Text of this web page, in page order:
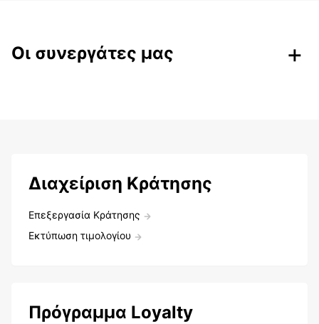
Οι συνεργάτες μας
Διαχείριση Κράτησης
Επεξεργασία Κράτησης
Εκτύπωση τιμολογίου
Πρόγραμμα Loyalty